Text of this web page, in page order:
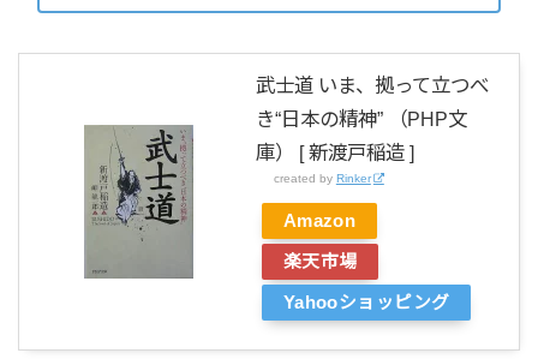
武士道 いま、拠って立つべ
き“日本の精神” （PHP文
庫） [ 新渡戸稲造 ]
created by Rinker
Amazon
楽天市場
Yahooショッピング